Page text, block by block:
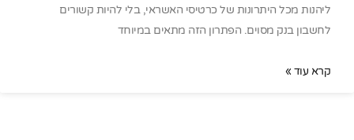
ליהנות מכל היתרונות של כרטיסי האשראי, בלי להיות קשורים
לחשבון בנק מסוים. הפתרון הזה מתאים במיוחד
קרא עוד »